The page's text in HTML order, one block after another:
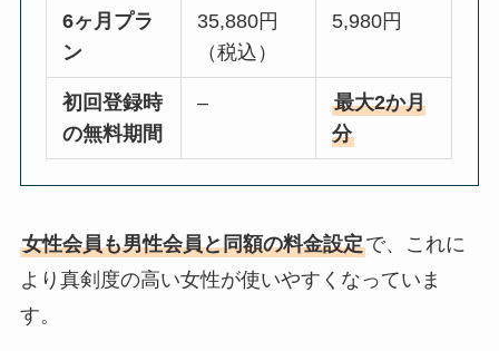
6ヶ月プラ
ン
35,880円
（税込）
5,980円
初回登録時
の無料期間
–
最大2か月
分
女性会員も男性会員と同額の料金設定で、これに
より真剣度の高い女性が使いやすくなっていま
す。